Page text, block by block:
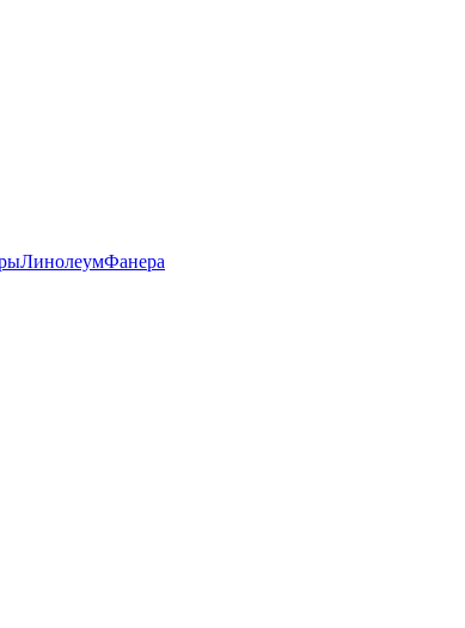
ЛинолеумФанера